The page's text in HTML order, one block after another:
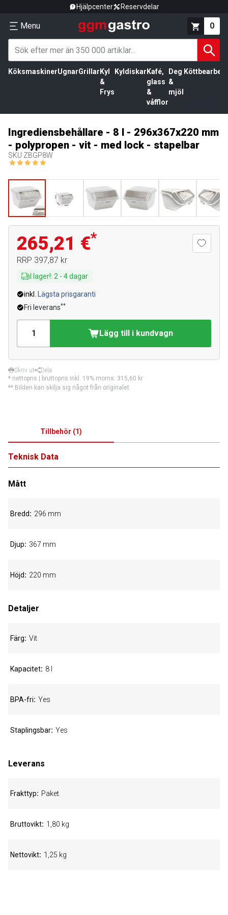
Hjälpcenter Reservdelar
Menu 0
KöksmaskinerUgnarGrillar Kyl
&
Frys
Kyldiskar Kafé,
glass
&
våfflor
Deg
&
mjöl
Ingrediensbehållare - 8 l - 296x367x220 mm
- polypropen - vit - med lock - stapelbar
SKU ZBGP8W
265,21 €*
RRP 397,87 kr
I lager!: 2 - 4dagar
inkl.
Lägsta prisgaranti
Fri leverans**
Lägg till i kundvagn
Skriv ut
Dela
* nettopris | bruttopris inkl. 19% moms: 315,60 kr
** Bilden kan skilja sig något från originalet.
Tillbehör (1)
Teknisk Data
Mått
Bredd 296 mm
Djup 367 mm
Höjd 220 mm
Detaljer
Färg Vit
Kapacitet 8 l
BPA-fri Yes
Staplingsbar Yes
Leverans
Frakttyp Paket
Bruttovikt 1,80 kg
Nettovikt 1,25 kg